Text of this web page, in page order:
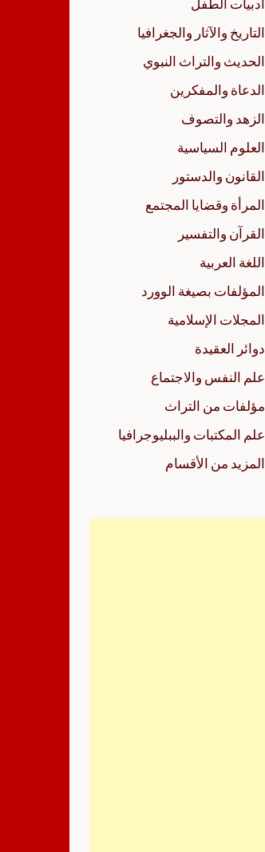
أدبيات الطفل
التاريخ والآثار والجغرافيا
الحديث والتراث النبوي
الدعاة والمفكرين
الزهد والتصوف
العلوم السياسية
القانون والدستور
المرأة وقضايا المجتمع
القرآن والتفسير
اللغة العربية
المؤلفات بصيغة الوورد
المجلات الإسلامية
دوائر العقيدة
علم النفس والاجتماع
مؤلفات من التراث
علم المكتبات والببليوجرافيا
المزيد من الأقسام